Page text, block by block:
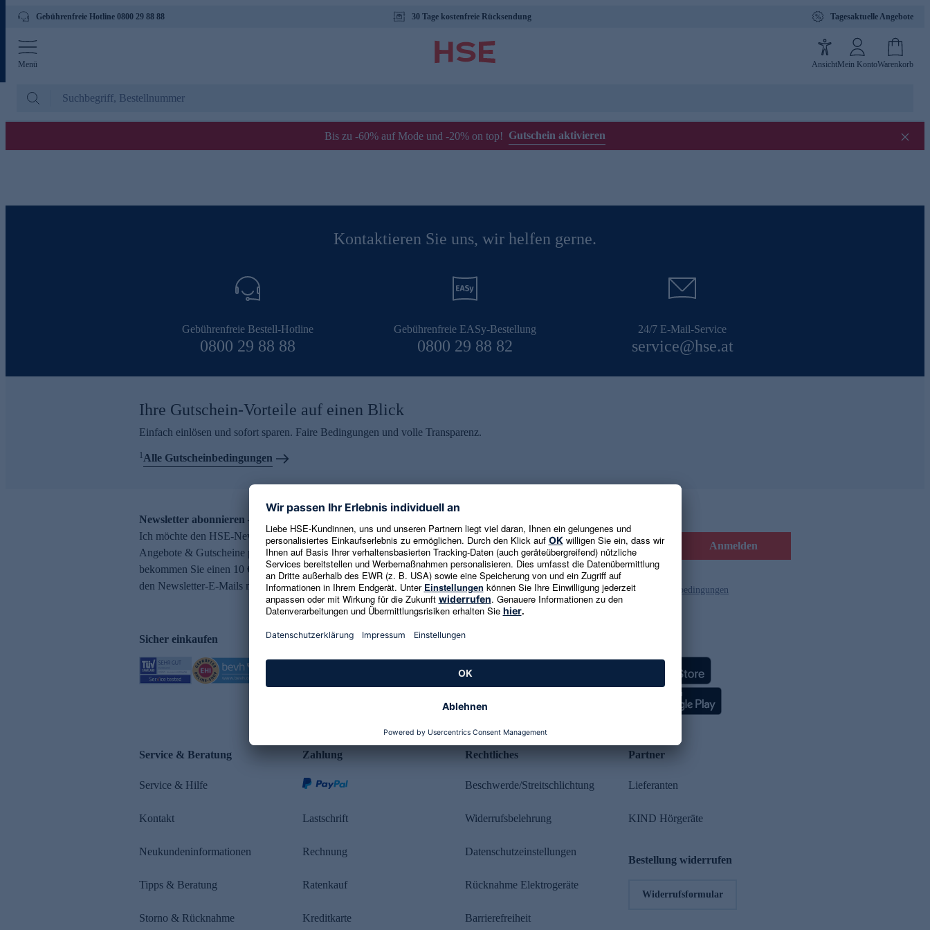
Gebührenfreie Hotline 0800 29 88 88 30 Tage kostenfreie Rücksendung Tagesaktuelle Angebote
Menü AnsichtMein KontoWarenkorb
Bis zu -60% auf Mode und -20% on top! Gutschein aktivieren
Kontaktieren Sie uns, wir helfen gerne.
Gebührenfreie Bestell-Hotline
0800 29 88 88
Gebührenfreie EASy-Bestellung
0800 29 88 82
24/7 E-Mail-Service
service@hse.at
Ihre Gutschein-Vorteile auf einen Blick
Einfach einlösen und sofort sparen. Faire Bedingungen und volle Transparenz.
1Alle Gutscheinbedingungen
Newsletter abonnieren – 10 € Gutschein erhalten
Ich möchte den HSE-Newsletter abonnieren und aktuelle Trends,
Angebote & Gutscheine per E-Mail erhalten. Als Dankeschön
bekommen Sie einen 10 € Gutschein. Eine Abmeldung ist jederzeit in
den Newsletter-E-Mails möglich.
E-Mail-Adresse eingeben Anmelden
Es gelten die Datenschutzrichtlinienund die Gutscheinbedingungen
Sicher einkaufen Kundenbewertung
Service & Beratung
Service & Hilfe
Kontakt
Neukundeninformationen
Tipps & Beratung
Storno & Rücknahme
Zahlung
Lastschrift
Rechnung
Ratenkauf
Kreditkarte
Rechtliches
Beschwerde/Streitschlichtung
Widerrufsbelehrung
Datenschutzeinstellungen
Rücknahme Elektrogeräte
Barrierefreiheit
Partner
Lieferanten
KIND Hörgeräte
Bestellung widerrufen
Widerrufsformular